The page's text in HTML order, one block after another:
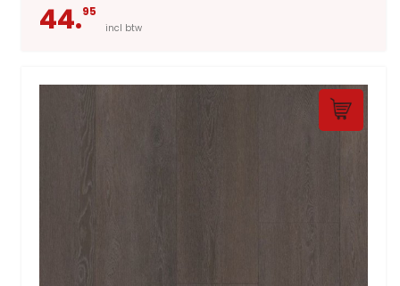
44.95
incl btw